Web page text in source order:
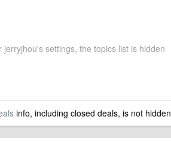
jerryjhou's settings, the topics list is hidden
info, including closed deals, is not hidden